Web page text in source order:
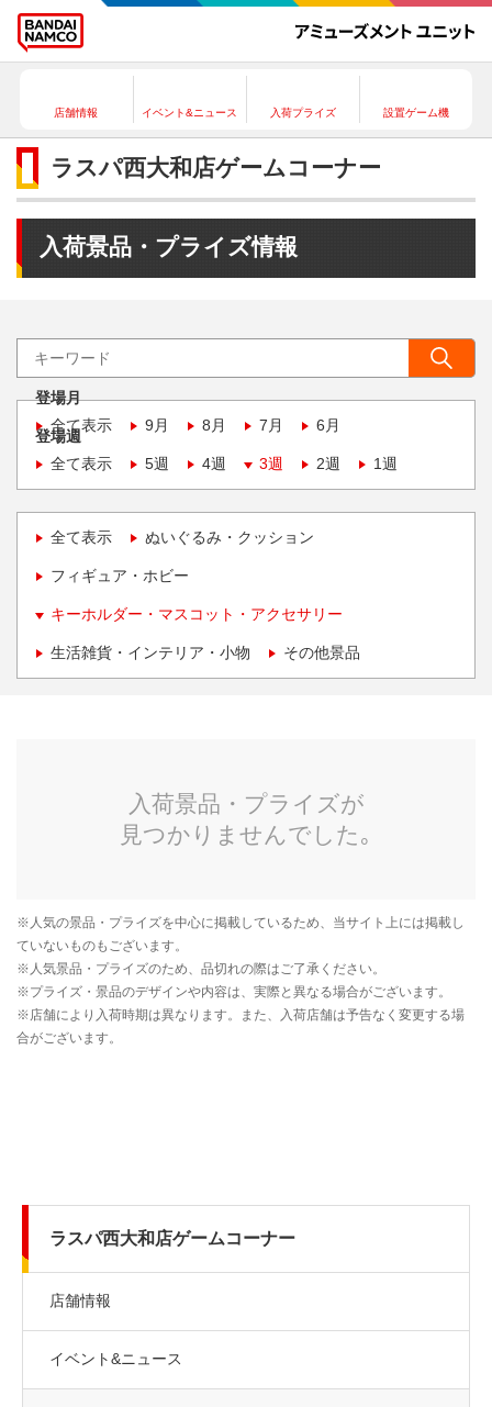
店舗情報 イベント&ニュース 入荷プライズ 設置ゲーム機
ラスパ西大和店ゲームコーナー
入荷景品・プライズ情報
登場月
全て表示
9月 8月 7月 6月
登場週
全て表示
5週 4週 3週 2週 1週
全て表示 ぬいぐるみ・クッション
フィギュア・ホビー
キーホルダー・マスコット・アクセサリー
生活雑貨・インテリア・小物 その他景品
ラスパ西大和店ゲームコーナー
店舗情報
イベント&ニュース